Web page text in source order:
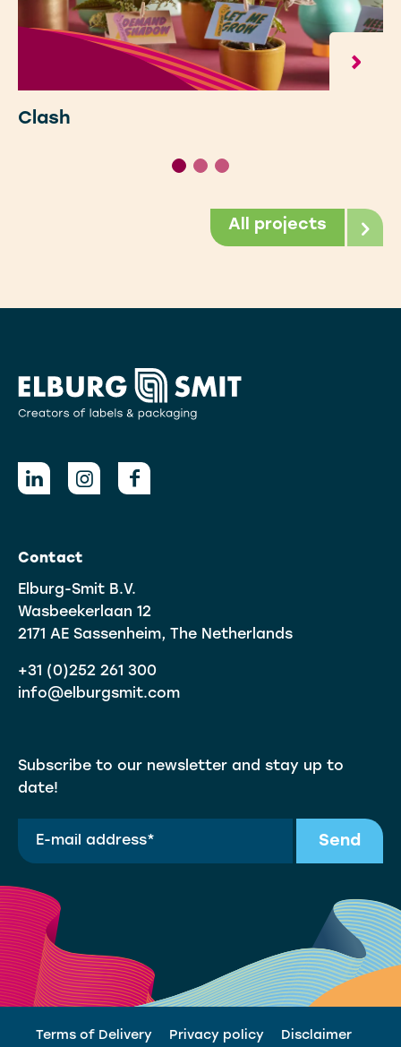
Clash
All projects
Contact
Elburg-Smit B.V.
Wasbeekerlaan 12
2171 AE Sassenheim, The Netherlands
+31 (0)252 261 300
info@elburgsmit.com
Subscribe to our newsletter and stay up to
date!
Send
Terms of Delivery Privacy policy Disclaimer